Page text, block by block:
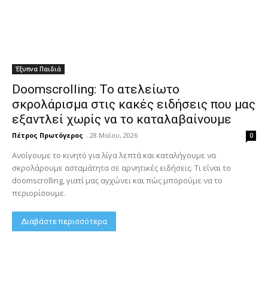
Έξυπνα Παιδιά
Doomscrolling: Το ατελείωτο
σκρολάρισμα στις κακές ειδήσεις που μας
εξαντλεί χωρίς να το καταλαβαίνουμε
Πέτρος Πρωτόγερος - 28 Μαΐου, 2026 0
Ανοίγουμε το κινητό για λίγα λεπτά και καταλήγουμε να
σκρολάρουμε ασταμάτητα σε αρνητικές ειδήσεις. Τι είναι το
doomscrolling, γιατί μας αγχώνει και πώς μπορούμε να το
περιορίσουμε.
Διαβάστε περισσότερα